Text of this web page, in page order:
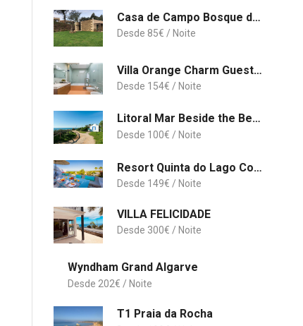
Casa de Campo Bosque da Harmonia
85€
Villa Orange Charm Guesthouse
154€
Litoral Mar Beside the Beach
100€
Resort Quinta do Lago Country Club
149€
VILLA FELICIDADE
300€
Wyndham Grand Algarve
202€
T1 Praia da Rocha